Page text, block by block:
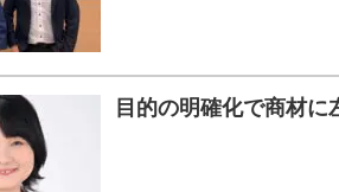
目的の明確化で商材に